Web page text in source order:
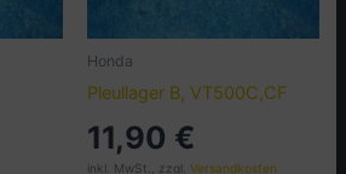
Honda
Pleullager B, VT500C,CF
11,90 €
inkl. MwSt., zzgl. Versandkosten